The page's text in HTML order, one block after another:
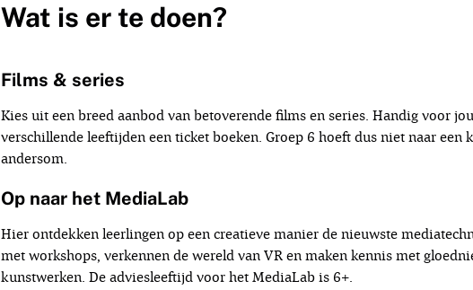
Wat is er te doen?
Films & series
Kies uit een breed aanbod van betoverende films en series. Handig voor
verschillende leeftijden een ticket boeken. Groep 6 hoeft dus niet naar
andersom.
Op naar het MediaLab
Hier ontdekken leerlingen op een creatieve manier de nieuwste
met workshops, verkennen de wereld van VR en maken kennis met
kunstwerken. De adviesleeftijd voor het MediaLab is 6+.